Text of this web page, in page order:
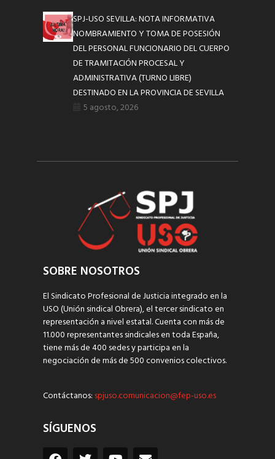
SPJ-USO SEVILLA: NOTA INFORMATIVA
NOMBRAMIENTO Y TOMA DE POSESIÓN
DEL PERSONAL FUNCIONARIO DEL CUERPO
DE TRAMITACIÓN PROCESAL Y
ADMINISTRATIVA (TURNO LIBRE)
DESTINADO EN LA PROVINCIA DE SEVILLA
5 agosto, 2026
SOBRE NOSOTROS
El Sindicato Profesional de Justicia integrado en la
USO (Unión sindical Obrera), el tercer sindicato en
representación a nivel estatal. Cuenta con más de
11.000 representantes sindicales en toda España,
tiene más de 400 sedes y participa en la
negociación de más de 500 convenios colectivos.
Contáctanos: spjuso.comunicacion@fep-uso.es
SÍGUENOS